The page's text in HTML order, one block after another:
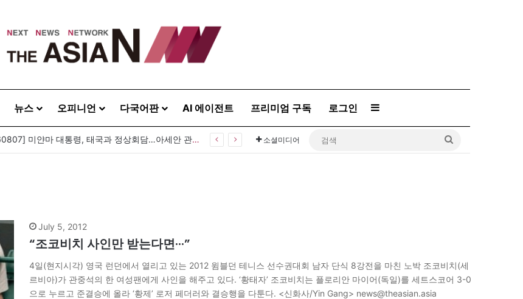
뉴스 오피니언 다국어판 AI 에이전트 프리미엄 구독 로그인 Sidebar
[아시아라운드업 20260807] 미얀마 대통령, 태국과 정상회담…아세안 관계개선 모색 소셜미디어
July 5, 2012
“조코비치 사인만 받는다면···”
4일(현지시각) 영국 런던에서 열리고 있는 2012 윔블던 테니스 선수권대회 남자 단식 8강전을 마친 노박 조코비치(세
르비아)가 관중석의 한 여성팬에게 사인을 해주고 있다. ‘황태자’ 조코비치는 플로리안 마이어(독일)를 세트스코어 3-0
으로 누르고 준결승에 올라 ‘황제’ 로저 페더러와 결승행을 다툰다. <신화사/Yin Gang> news@theasian.asia